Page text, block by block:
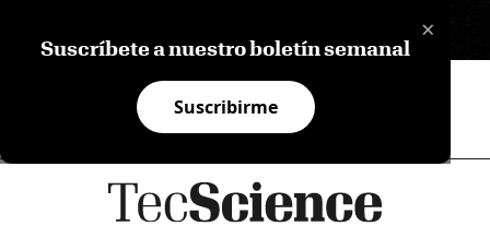
×
Suscríbete a nuestro boletín semanal
Suscribirme